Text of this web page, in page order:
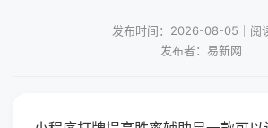
发布时间：2026-08-05｜阅
发布者：易新网